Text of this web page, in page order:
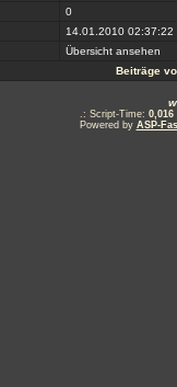
0
14.01.2010 02:37:22
Übersicht ansehen
Beiträge
.: Script-Time: 0,016
Powered by ASP-